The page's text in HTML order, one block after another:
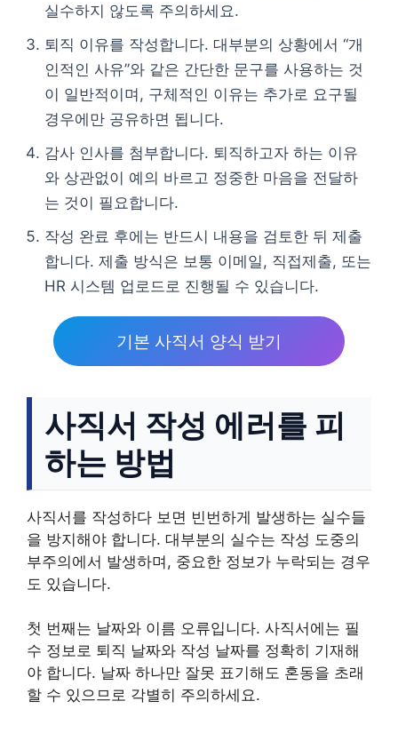
실수하지 않도록 주의하세요.
퇴직 이유를 작성합니다. 대부분의 상황에서 “개
인적인 사유”와 같은 간단한 문구를 사용하는 것
이 일반적이며, 구체적인 이유는 추가로 요구될
경우에만 공유하면 됩니다.
감사 인사를 첨부합니다. 퇴직하고자 하는 이유
와 상관없이 예의 바르고 정중한 마음을 전달하
는 것이 필요합니다.
작성 완료 후에는 반드시 내용을 검토한 뒤 제출
합니다. 제출 방식은 보통 이메일, 직접제출, 또는
HR 시스템 업로드로 진행될 수 있습니다.
기본 사직서 양식 받기
사직서 작성 에러를 피
하는 방법
사직서를 작성하다 보면 빈번하게 발생하는 실수들
을 방지해야 합니다. 대부분의 실수는 작성 도중의
부주의에서 발생하며, 중요한 정보가 누락되는 경우
도 있습니다.
첫 번째는 날짜와 이름 오류입니다. 사직서에는 필
수 정보로 퇴직 날짜와 작성 날짜를 정확히 기재해
야 합니다. 날짜 하나만 잘못 표기해도 혼동을 초래
할 수 있으므로 각별히 주의하세요.